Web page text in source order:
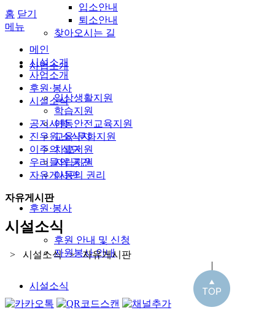
입소안내
퇴소안내
찾아오시는 길
사업소개
일상생활지원
학습지원
아동안전교육지원
교육·문화지원
치료지원
자립지원
아동의 권리
후원·봉사
후원 안내 및 신청
자원봉사 안내
시설소식
홈 닫기
메뉴
메인
시설소개
사업소개
후원·봉사
시설소식
공지사항
진우원 소식지
이주의 식단
우리들의 공간
자유게시판
자유게시판
시설소식
> 시설소식 > 자유게시판